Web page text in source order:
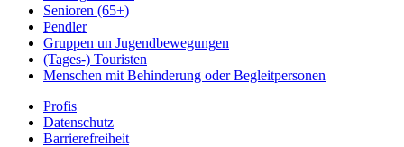
Senioren (65+)
Pendler
Gruppen un Jugendbewegungen
(Tages-) Touristen
Menschen mit Behinderung oder Begleitpersonen
Profis
Datenschutz
Barrierefreiheit